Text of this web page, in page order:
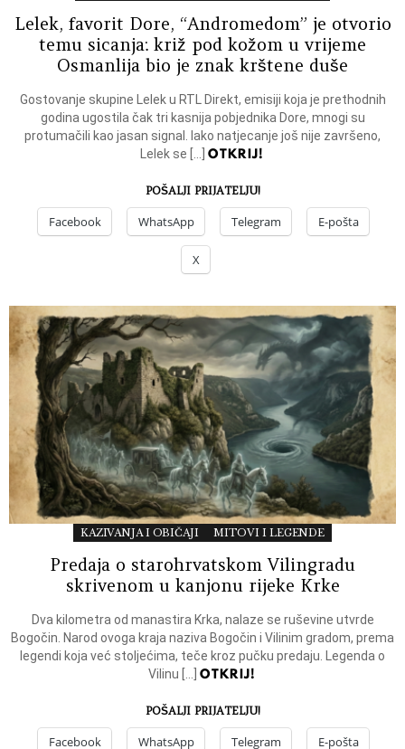
Lelek, favorit Dore, “Andromedom” je otvorio
temu sicanja: križ pod kožom u vrijeme
Osmanlija bio je znak krštene duše
Gostovanje skupine Lelek u RTL Direkt, emisiji koja je prethodnih
godina ugostila čak tri kasnija pobjednika Dore, mnogi su
protumačili kao jasan signal. Iako natjecanje još nije završeno,
Lelek se […]OTKRIJ!
POŠALJI PRIJATELJU!
Facebook WhatsApp Telegram E-pošta
X
KAZIVANJA I OBIČAJI MITOVI I LEGENDE
Predaja o starohrvatskom Vilingradu
skrivenom u kanjonu rijeke Krke
Dva kilometra od manastira Krka, nalaze se ruševine utvrde
Bogočin. Narod ovoga kraja naziva Bogočin i Vilinim gradom, prema
legendi koja već stoljećima, teče kroz pučku predaju. Legenda o
Vilinu […]OTKRIJ!
POŠALJI PRIJATELJU!
Facebook WhatsApp Telegram E-pošta